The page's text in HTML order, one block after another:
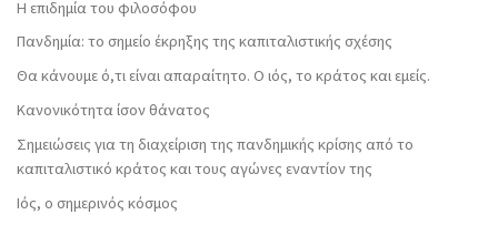
Η επιδημία του φιλοσόφου
Πανδημία: το σημείο έκρηξης της καπιταλιστικής σχέσης
Θα κάνουμε ό,τι είναι απαραίτητο. Ο ιός, το κράτος και εμείς.
Κανονικότητα ίσον θάνατος
Σημειώσεις για τη διαχείριση της πανδημικής κρίσης από το
καπιταλιστικό κράτος και τους αγώνες εναντίον της
Ιός, ο σημερινός κόσμος